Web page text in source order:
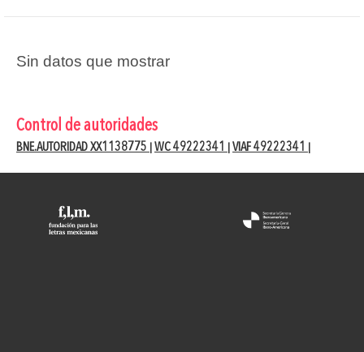
Sin datos que mostrar
Control de autoridades
BNE.AUTORIDAD XX1138775 WC 49222341 VIAF 49222341